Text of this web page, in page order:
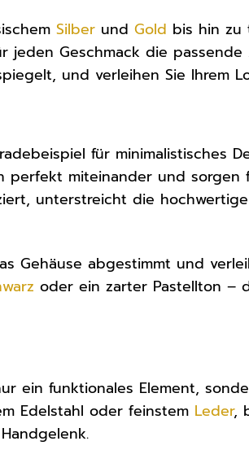
Silber undGold bis hin zu
jeden Geschmack die passende
und verleihen Sie Ihrem
für minimalistisches
perfekt miteinander und sorgen
unterstreicht die
Gehäuse abgestimmt und
oder ein zarter Pastellton –
ein funktionales Element,
Edelstahl oder feinstem Leder,